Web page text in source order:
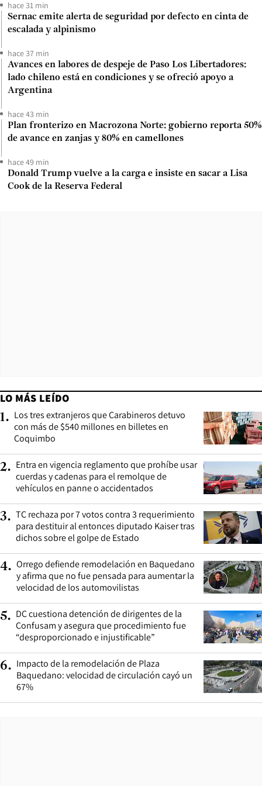
hace 31 min
Sernac emite alerta de seguridad por defecto en cinta de
escalada y alpinismo
hace 37 min
Avances en labores de despeje de Paso Los Libertadores:
lado chileno está en condiciones y se ofreció apoyo a
Argentina
hace 43 min
Plan fronterizo en Macrozona Norte: gobierno reporta 50%
de avance en zanjas y 80% en camellones
hace 49 min
Donald Trump vuelve a la carga e insiste en sacar a Lisa
Cook de la Reserva Federal
LO MÁS LEÍDO
1. Los tres extranjeros que Carabineros detuvo
con más de $540 millones en billetes en
Coquimbo
2. Entra en vigencia reglamento que prohíbe usar
cuerdas y cadenas para el remolque de
vehículos en panne o accidentados
3. TC rechaza por 7 votos contra 3 requerimiento
para destituir al entonces diputado Kaiser tras
dichos sobre el golpe de Estado
4. Orrego defiende remodelación en Baquedano
y afirma que no fue pensada para aumentar la
velocidad de los automovilistas
5. DC cuestiona detención de dirigentes de la
Confusam y asegura que procedimiento fue
“desproporcionado e injustificable”
6. Impacto de la remodelación de Plaza
Baquedano: velocidad de circulación cayó un
67%